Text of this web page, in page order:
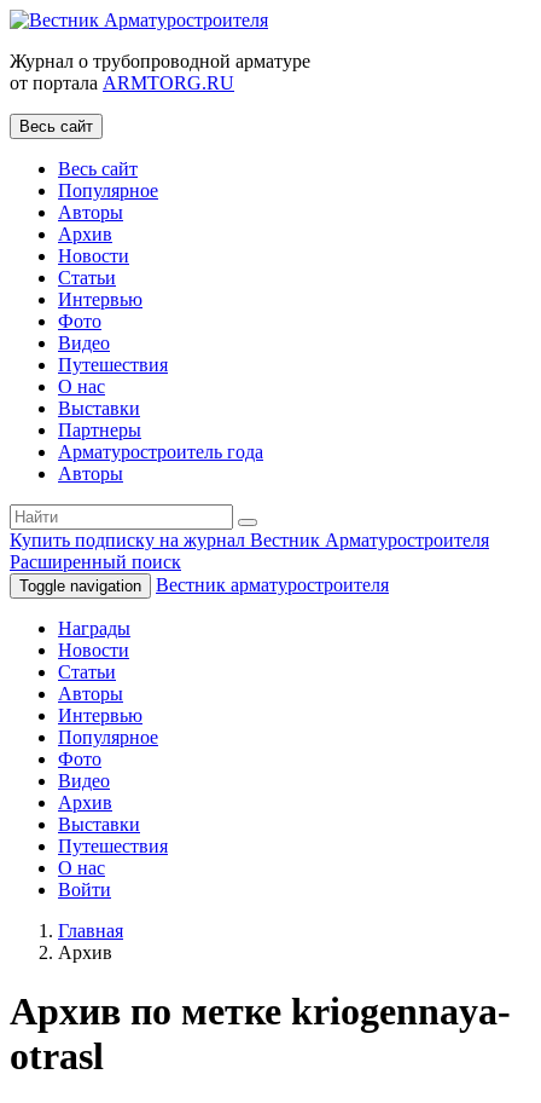
Журнал о трубопроводной арматуре
от портала ARMTORG.RU
Весь сайт
Весь сайт
Популярное
Авторы
Архив
Новости
Статьи
Интервью
Фото
Видео
Путешествия
О нас
Выставки
Партнеры
Арматуростроитель года
Авторы
Купить подписку на журнал Вестник Арматуростроителя
Расширенный поиск
Toggle navigation Вестник арматуростроителя
Награды
Новости
Статьи
Авторы
Интервью
Популярное
Фото
Видео
Архив
Выставки
Путешествия
О нас
Войти
Главная
Архив
Архив по метке kriogennaya-
otrasl